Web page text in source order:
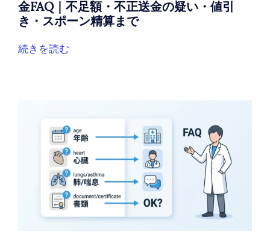
金FAQ｜不足額・不正送金の疑い・値引
き・スポーン精算まで
続きを読む